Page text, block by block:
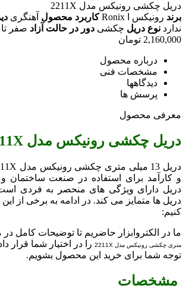
دریل چکشی رونیکس مدل 2211X
برند رونیکس ا Ronix کاربرد محصول آهنگری
ندارد نوع دریل چکشی دور در حالت آزاد صفر تا 2700 دور در دقیقه
2,160,000 تومان
درباره محصول
مشخصات فنی
دیدگاهها
پرسش ها
معرفی محصول
دریل چکشی رونیکس مدل 2211X
و کارآمد برای استفاده در صنعت ساختمان و
دریل دارای ویژگی های منحصر به فردی
دریل ها متمایز می کند. در ادامه به برخی از
کنیم:
ما در الکتروابزار حاضریم تا توضیحات کامل در
متری چکشی رونیکس مدل 2211X
را در اختیار شما قرار
توجه شما برای خرید این محصول بشویم.
مشخصات